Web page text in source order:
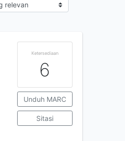
Ketersediaan
6
Unduh MARC
Sitasi